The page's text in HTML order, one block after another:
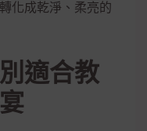
化成乾淨、柔亮的
適合教